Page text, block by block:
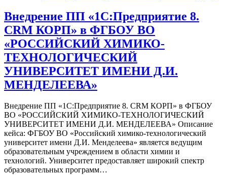
Внедрение ПП «1С:Предприятие 8.
CRM КОРП» в ФГБОУ ВО
«РОССИЙСКИЙ ХИМИКО-
ТЕХНОЛОГИЧЕСКИЙ
УНИВЕРСИТЕТ ИМЕНИ Д.И.
МЕНДЕЛЕЕВА»
Внедрение ПП «1С:Предприятие 8. CRM КОРП» в ФГБОУ
ВО «РОССИЙСКИЙ ХИМИКО-ТЕХНОЛОГИЧЕСКИЙ
УНИВЕРСИТЕТ ИМЕНИ Д.И. МЕНДЕЛЕЕВА» Описание
кейса: ФГБОУ ВО «Российский химико-технологический
университет имени Д.И. Менделеева» является ведущим
образовательным учреждением в области химии и
технологий. Университет предоставляет широкий спектр
образовательных программ…